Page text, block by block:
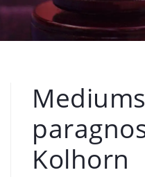
Kolhorn